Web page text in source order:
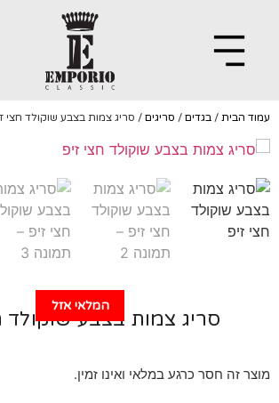
הבית/בגדים/סריגים / סריג צמות בצבע שוקולד חצי זיפ
סריג צמות בצבע שוקולד חצי
זה חסר כרגע במלאי ואינו זמין.
המלאי אזל